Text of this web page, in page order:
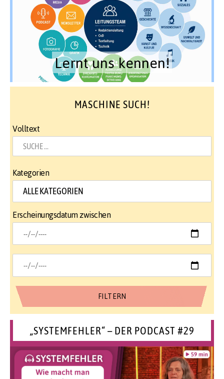
Lernt uns kennen!
MASCHINE SUCH!
Volltext
Kategorien
Erscheinungsdatum zwischen
„SYSTEMFEHLER“ – DER PODCAST #29